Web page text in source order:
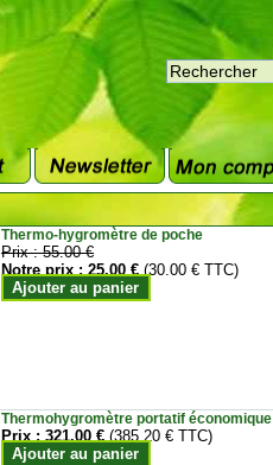
Thermo-hygromètre de poche
Prix :55.00 €
Notre prix :25.00 € (30.00 € TTC)
Ajouter au panier
Thermohygromètre portatif économique
Prix :321.00 € (385.20 € TTC)
Ajouter au panier